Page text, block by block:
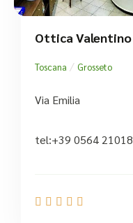
Ottica Valentino
Toscana / Grosseto
Via Emilia
tel:+39 0564 21018
    